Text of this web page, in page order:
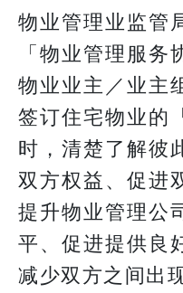
物业管理业监管
「物业管理服
物业业主／业主
签订住宅物业的
时，清楚了解彼
双方权益、促进
提升物业管理公
平、促进提供良
减少双方之间出